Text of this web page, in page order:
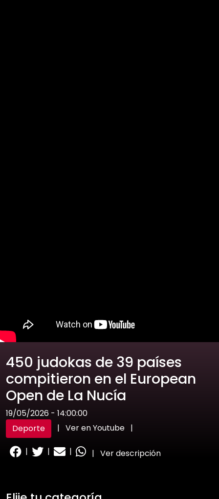
450 judokas de 39 países
compitieron en el European
Open de La Nucía
19/05/2026 - 14:00:00
Deporte
| Ver en Youtube |
| | | | Ver descripción